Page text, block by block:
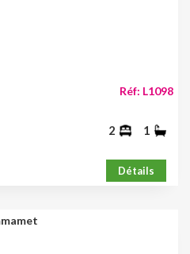
Réf: L1098
2 1
Détails